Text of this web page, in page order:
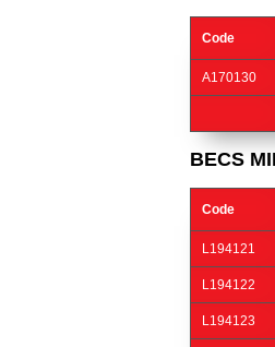
Code
A170130
BECS
Code
L194121
L194122
L194123